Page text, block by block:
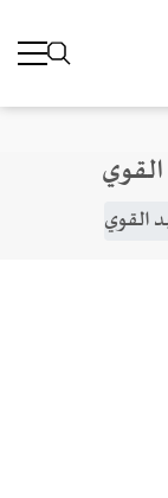
القوي